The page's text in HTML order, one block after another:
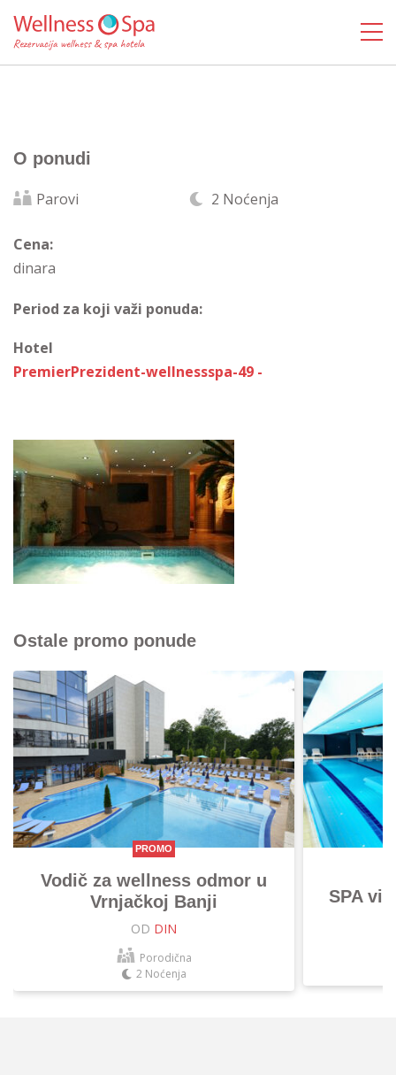
O ponudi
Parovi 2 Noćenja
Cena:
dinara
Period za koji važi ponuda:
Hotel
PremierPrezident-wellnessspa-49 -
Ostale promo ponude
PROMO
Vodič za wellness odmor u
Vrnjačkoj Banji
OD DIN
Porodična
2 Noćenja
SPA